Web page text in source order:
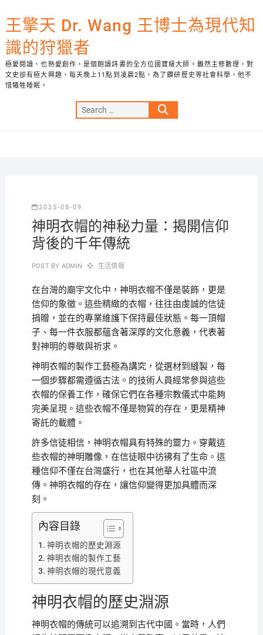
to
content
王擎天 Dr. Wang 王博士為現代知
識的狩獵者
極愛閱讀、也熱愛創作，是個飽讀詩書的全方位國寶級大師。雖然主修數理，對
文史卻有極大興趣，每天晚上11點到凌晨2點，為了鑽研歷史等社會科學，他不
惜犧牲睡眠。
Search
…
2025-08-09
神明衣帽的神秘力量：揭開信仰
背後的千年傳統
POST BY ADMIN 生活情報
在台灣的廟宇文化中，神明衣帽不僅是裝飾，更是
信仰的象徵。這些精緻的衣帽，往往由虔誠的信徒
捐贈，並在的專業維護下保持最佳狀態。每一頂帽
子、每一件衣服都蘊含著深厚的文化意義，代表著
對神明的尊敬與祈求。
神明衣帽的製作工藝極為講究，從選材到縫製，每
一個步驟都需遵循古法。 的技術人員經常參與這些
衣帽的保養工作，確保它們在各種宗教儀式中能夠
完美呈現。這些衣帽不僅是物質的存在，更是精神
寄託的載體。
許多信徒相信，神明衣帽具有特殊的靈力。穿戴這
些衣帽的神明雕像，在信徒眼中彷彿有了生命。這
種信仰不僅在台灣盛行，也在其他華人社區中流
傳。神明衣帽的存在，讓信仰變得更加具體而深
刻。
內容目錄
神明衣帽的歷史淵源
神明衣帽的製作工藝
神明衣帽的現代意義
神明衣帽的歷史淵源
神明衣帽的傳統可以追溯到古代中國。當時，人們